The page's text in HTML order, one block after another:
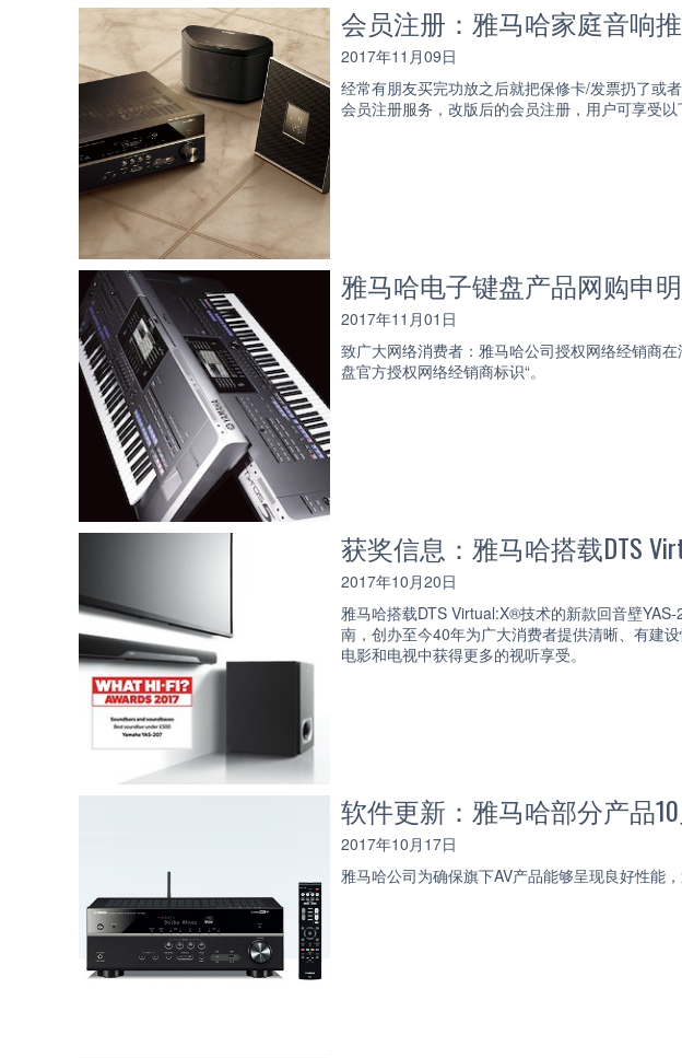
会员注册：雅马哈家庭音响
2017年11月09日
经常有朋友买完功放之后就把保修卡/发票扔了或
会员注册服务，改版后的会员注册，用户可享受以
雅马哈电子键盘产品网购申明
2017年11月01日
致广大网络消费者：雅马哈公司授权网络经销商
盘官方授权网络经销商标识“。
获奖信息：雅马哈搭载DTS
2017年10月20日
雅马哈搭载DTS Virtual:X®技术的新款回音壁
南，创办至今40年为广大消费者提供清晰、有建
电影和电视中获得更多的视听享受。
软件更新：雅马哈部分产品
2017年10月17日
雅马哈公司为确保旗下AV产品能够呈现良好性能